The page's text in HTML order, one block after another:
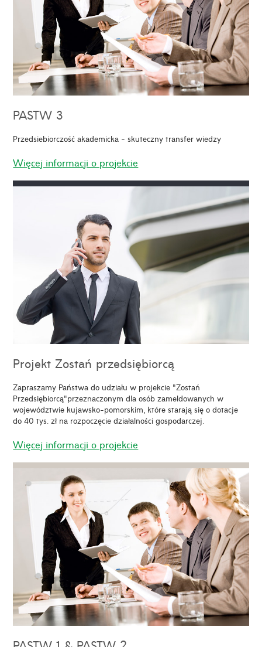
PASTW 3
Przedsiebiorczość akademicka - skuteczny transfer wiedzy
Więcej informacji o projekcie
Projekt Zostań przedsiębiorcą
Zapraszamy Państwa do udziału w projekcie "Zostań
Przedsiębiorcą"przeznaczonym dla osób zameldowanych w
województwie kujawsko-pomorskim, które starają się o dotacje
do 40 tys. zł na rozpoczęcie działalności gospodarczej.
Więcej informacji o projekcie